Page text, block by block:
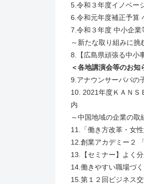
5.令和３年度イノベー
6.令和元年度補正予算
7.令和３年度 中小企
～新たな取り組みに挑
8.【広島県頑張る中小
＜各地講演会等のお知
9.アナウンサーパパの
10. 2021年度ＫＡＮＳ
～中国地域の企業の取
11.「働き方改革・女
12.創業アカデミー２
13.【セミナー】よく
14.働きやすい職場づ
15.第１２回ビジネス